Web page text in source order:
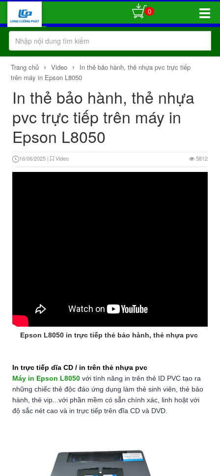
Toggle
0
Trang chủ › Video ›
In thẻ bảo hành, thẻ nhựa pvc trực tiếp
trên máy in Epson L8050
In thẻ bảo hành, thẻ nhựa
pvc trực tiếp trên máy in
Epson L8050
16/06/2025 | Video 5812
Epson L8050 in trực tiếp thẻ bảo hành, thẻ nhựa pvc
In trực tiếp dĩa CD / in trên thẻ nhựa pvc
Máy in Epson L8050 với tính năng in trên thẻ ID PVC tạo ra
những chiếc thẻ độc đáo ứng dụng làm thẻ sinh viên, thẻ bảo
hành, thẻ vip...với phần mềm có sẵn chính xác, linh hoặt với
độ sắc nét cao và in trực tiếp trên đĩa CD và DVD.